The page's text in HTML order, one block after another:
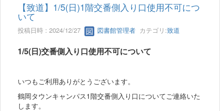
【致道】1/5(日)1階交番側入り口使用不可につ
いて
投稿日時 : 2024/12/27 図書館管理者 カテゴリ:致道
1/5(日)交番側入り口使用不可について
いつもご利用ありがとうございます。
鶴岡タウンキャンパス1階交番側入り口についてご連絡いた
します。